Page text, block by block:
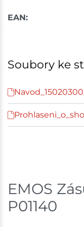
Velké Meziříčí
Skladem na
Velká Bíteš
EAN:
Soubory ke
EMOS
P01140